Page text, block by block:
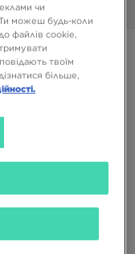
360° чи
можеш будь-коли
файлів cookie,
твоїм
більше,